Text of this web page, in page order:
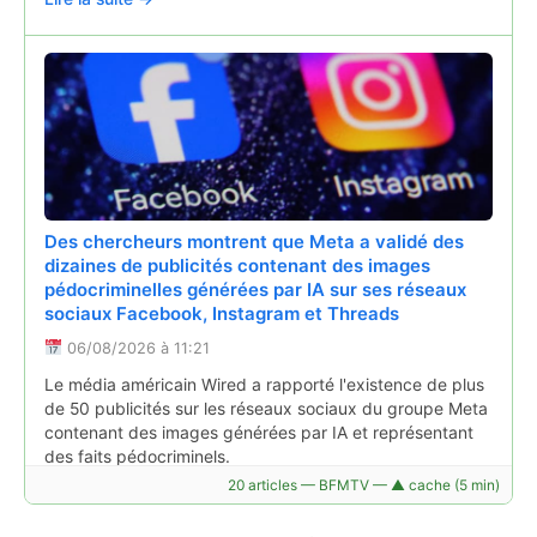
Météo France a publié son bilan du mois de juillet 2026,
mois le plus chaud jamais enregistré en France. C'est la
même chose en Auvergne.
Lire la suite →
"Défaut d'hygiène généralisé" : la préfecture
ordonne la fermeture d'un fast-food à Clermont-
Ferrand
04/08/2026 à 14:44
Ce mardi 4 août, la préfecture du Puy-de-Dôme a
ordonné la fermeture administrative du kebab O'Swiss,
rue Lecuelle, à Clermont-Ferrand, après avoir constaté
Des chercheurs montrent que Meta a validé des
dizaines de publicités contenant des images
pédocriminelles générées par IA sur ses réseaux
sociaux Facebook, Instagram et Threads
06/08/2026 à 11:21
Le média américain Wired a rapporté l'existence de plus
de 50 publicités sur les réseaux sociaux du groupe Meta
contenant des images générées par IA et représentant
des faits pédocriminels.
20 articles — BFMTV — ▲ cache (5 min)